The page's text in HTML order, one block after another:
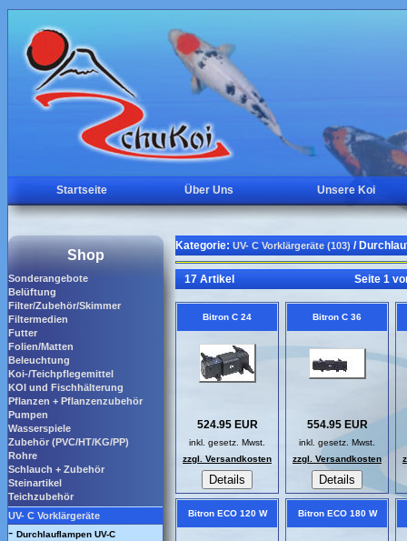
Startseite Über Uns Unsere Koi
Shop
Sonderangebote
Belüftung
Filter/Zubehör/Skimmer
Filtermedien
Futter
Folien/Matten
Beleuchtung
Koi-/Teichpflegemittel
KOI und Fischhälterung
Pflanzen + Pflanzenzubehör
Pumpen
Wasserspiele
Zubehör (PVC/HT/KG/PP)
Rohre
Schlauch + Zubehör
Steinartikel
Teichzubehör
UV- C Vorklärgeräte
- Durchlauflampen UV-C
Kategorie: UV- C Vorklärgeräte (103) /
17 Artikel Seite 1
Bitron C 24
524.95 EUR
inkl. gesetz. Mwst.
zzgl. Versandkosten
Bitron C 36
554.95 EUR
inkl. gesetz. Mwst.
zzgl. Versandkosten
Bitron ECO 120 W Bitron ECO 180 W